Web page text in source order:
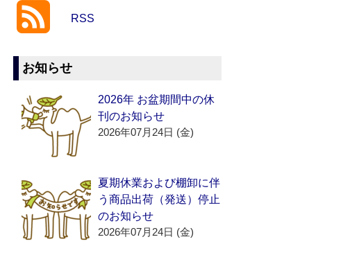
RSS
お知らせ
2026年 お盆期間中の休
刊のお知らせ
2026年07月24日 (金)
夏期休業および棚卸に伴
う商品出荷（発送）停止
のお知らせ
2026年07月24日 (金)